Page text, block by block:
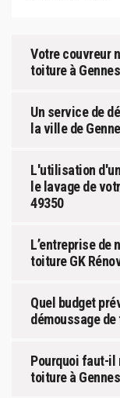
Votre couvreur
toiture à
Un service de
la ville de
L'utilisation
le lavage de
49350
L’entreprise de
toiture GK
Quel budget
démoussage
Pourquoi faut-il
toiture à